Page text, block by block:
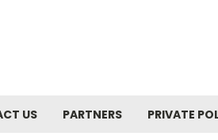
US PARTNERS PRIVATE